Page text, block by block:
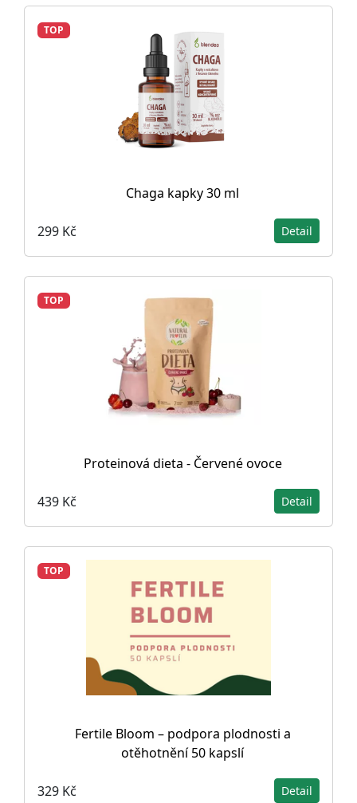
TOP
Chaga kapky 30 ml
299 Kč Detail
TOP
Proteinová dieta - Červené ovoce
439 Kč Detail
TOP
Fertile Bloom – podpora plodnosti a
otěhotnění 50 kapslí
329 Kč Detail